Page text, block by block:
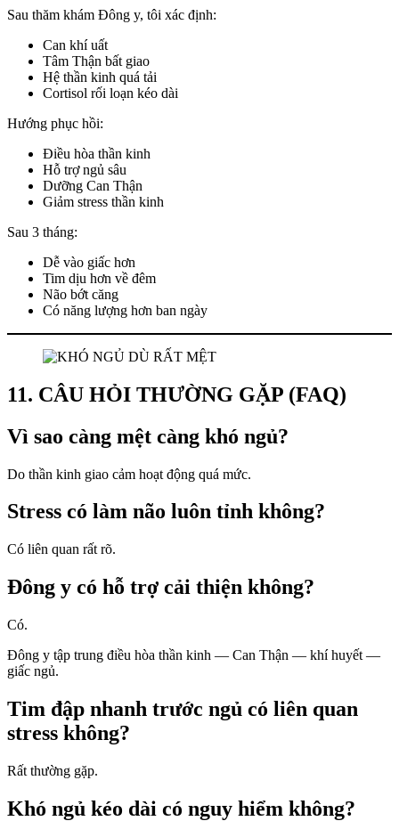
Sau thăm khám Đông y, tôi xác định:
Can khí uất
Tâm Thận bất giao
Hệ thần kinh quá tải
Cortisol rối loạn kéo dài
Hướng phục hồi:
Điều hòa thần kinh
Hỗ trợ ngủ sâu
Dưỡng Can Thận
Giảm stress thần kinh
Sau 3 tháng:
Dễ vào giấc hơn
Tim dịu hơn về đêm
Não bớt căng
Có năng lượng hơn ban ngày
11. CÂU HỎI THƯỜNG GẶP (FAQ)
Vì sao càng mệt càng khó ngủ?
Do thần kinh giao cảm hoạt động quá mức.
Stress có làm não luôn tỉnh không?
Có liên quan rất rõ.
Đông y có hỗ trợ cải thiện không?
Có.
Đông y tập trung điều hòa thần kinh — Can Thận — khí huyết —
giấc ngủ.
Tim đập nhanh trước ngủ có liên quan
stress không?
Rất thường gặp.
Khó ngủ kéo dài có nguy hiểm không?